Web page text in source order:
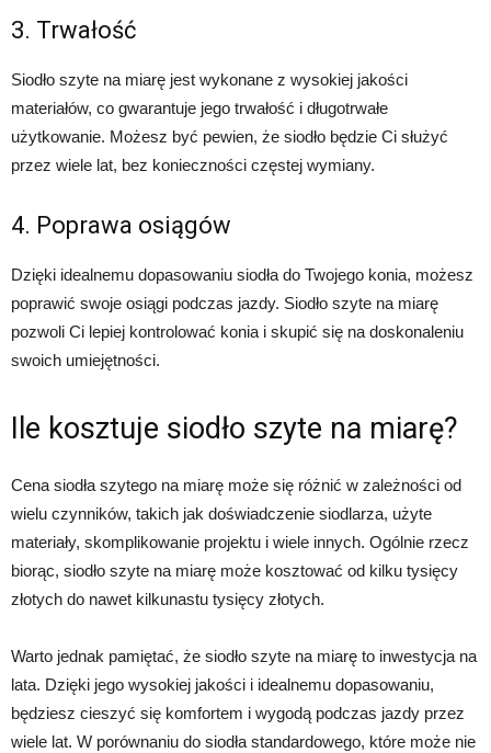
3. Trwałość
Siodło szyte na miarę jest wykonane z wysokiej jakości
materiałów, co gwarantuje jego trwałość i długotrwałe
użytkowanie. Możesz być pewien, że siodło będzie Ci służyć
przez wiele lat, bez konieczności częstej wymiany.
4. Poprawa osiągów
Dzięki idealnemu dopasowaniu siodła do Twojego konia, możesz
poprawić swoje osiągi podczas jazdy. Siodło szyte na miarę
pozwoli Ci lepiej kontrolować konia i skupić się na doskonaleniu
swoich umiejętności.
Ile kosztuje siodło szyte na miarę?
Cena siodła szytego na miarę może się różnić w zależności od
wielu czynników, takich jak doświadczenie siodlarza, użyte
materiały, skomplikowanie projektu i wiele innych. Ogólnie rzecz
biorąc, siodło szyte na miarę może kosztować od kilku tysięcy
złotych do nawet kilkunastu tysięcy złotych.
Warto jednak pamiętać, że siodło szyte na miarę to inwestycja na
lata. Dzięki jego wysokiej jakości i idealnemu dopasowaniu,
będziesz cieszyć się komfortem i wygodą podczas jazdy przez
wiele lat. W porównaniu do siodła standardowego, które może nie